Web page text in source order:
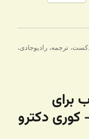
، ترجمه،رادیوجادی،
– کتاب برای